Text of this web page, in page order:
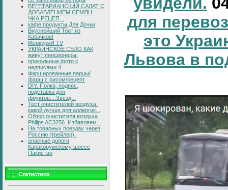
ВЕГЕТАРИАНСКИЙ САЛАТ С
ДОБАВЛЕНИЕМ СЕМЯН
ЧИА РЕЦЕП...
кафе продукты Для Дочки
Вкуснейший Торт из
Кабачков!
МеркуриЙ TV
УКРАИНСКОЕ СЕЛО КАК
живут пенсионеры.
прикольные фото с
надписями 4
Фаршированные перцы/
фарш с рисом/рецепт
DIY. Полка, поднос,
подставка для
фруктов....Звезд...
Тест очистителей воздуха:
какой лучше для аллергик...
Обзор очистителя воздуха
Philips AC3256. Избавляем...
На товарных поездах через
Россию (трейлер).
опасные дороги
Каракорумскому шоссе
Пакистан
Статистика
для
это
Львова в